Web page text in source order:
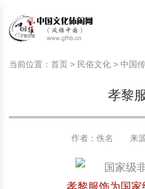
旅游民俗文化动态
中国民俗史话
中国古代休闲文化
中国传统节日
中国生肖文化
中国饮食文化
刺绣
中国民间故事
中国周易文化
现代家庭教育知识
旅游民俗文化动态
中国民俗史话
中国古代休闲文化
中国传统节日
中国生肖文化
中国饮食文化
刺绣
中国民间故事
中国周易文化
现代家庭教育知识
当前位置： 首页 > 民俗文化 > 中国
孝黎
作者：佚名 来源